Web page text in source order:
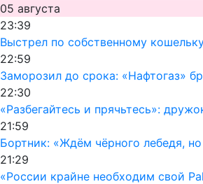
05 августа
23:39
Выстрел по собственному
22:59
Заморозил до срока: «Нафтогаз»
22:30
«Разбегайтесь и прячьтесь»:
21:59
Бортник: «Ждём чёрного лебедя,
21:29
«России крайне необходим свой